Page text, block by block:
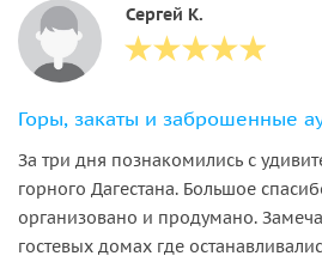
Сергей К.
За три дня познакомились с
горного Дагестана. Большое
организовано и продумано.
гостевых домах где